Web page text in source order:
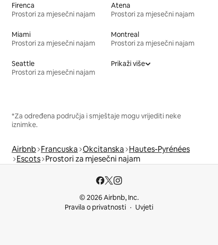
Firenca
Prostori za mjesečni najam
Atena
Prostori za mjesečni najam
Miami
Prostori za mjesečni najam
Montreal
Prostori za mjesečni najam
Seattle
Prostori za mjesečni najam
Prikaži više
*Za određena područja i smještaje mogu vrijediti neke
iznimke.
Airbnb Francuska Okcitanska Hautes-Pyrénées
Escots Prostori za mjesečni najam
© 2026 Airbnb, Inc.
Pravila o privatnosti
Uvjeti